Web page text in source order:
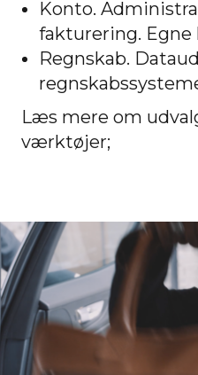
Konto.
fakturering.
Regnskab.
Læs mere om
værktøjer;